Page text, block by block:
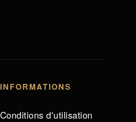
INFORMATIONS
Conditions d'utilisation